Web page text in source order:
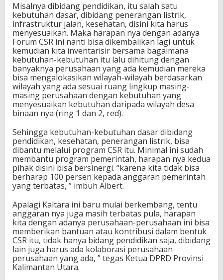
Misalnya dibidang pendidikan, itu salah satu
kebutuhan dasar, dibidang penerangan listrik,
infrastruktur jalan, kesehatan, disini kita harus
menyesuaikan. Maka harapan nya dengan adanya
Forum CSR ini nanti bisa dikembalikan lagi untuk
kemudian kita inventarisir bersama bagaimana
kebutuhan-kebutuhan itu lalu dihitung dengan
banyaknya perusahaan yang ada kemudian mereka
bisa mengalokasikan wilayah-wilayah berdasarkan
wilayah yang ada sesuai ruang lingkup masing-
masing perusahaan dengan kebutuhan yang
menyesuaikan kebutuhan daripada wilayah desa
binaan nya (ring 1 dan 2, red).
Sehingga kebutuhan-kebutuhan dasar dibidang
pendidikan, kesehatan, penerangan listrik, bisa
dibantu melalui program CSR itu. Minimal ini sudah
membantu program pemerintah, harapan nya kedua
pihak disini bisa bersinergi. “karena kita tidak bisa
berharap 100 persen kepada anggaran pemerintah
yang terbatas, ” imbuh Albert.
Apalagi Kaltara ini baru mulai berkembang, tentu
anggaran nya juga masih terbatas pula, harapan
kita dengan adanya perusahaan-perusahaan ini bisa
memberikan bantuan atau kontribusi dalam bentuk
CSR itu, tidak hanya bidang pendidikan saja, dibidang
lain juga harus ada kolaborasi perusahaan-
perusahaan yang ada, ” tegas Ketua DPRD Provinsi
Kalimantan Utara.